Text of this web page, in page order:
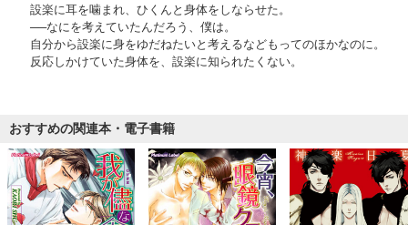
設楽に耳を噛まれ、ひくんと身体をしならせた。
──なにを考えていたんだろう、僕は。
自分から設楽に身をゆだねたいと考えるなどもってのほかなのに。
反応しかけていた身体を、設楽に知られたくない。
おすすめの関連本・電子書籍